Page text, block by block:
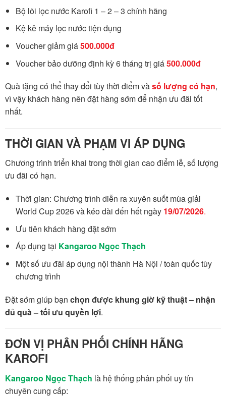
Bộ lõi lọc nước Karofi 1 – 2 – 3 chính hãng
Kệ kê máy lọc nước tiện dụng
Voucher giảm giá500.000đ
Voucher bảo dưỡng định kỳ 6 tháng trị giá500.000đ
Quà tặng có thể thay đổi tùy thời điểm vàsố lượng có hạn,
vì vậy khách hàng nên đặt hàng sớm để nhận ưu đãi tốt
nhất.
THỜI GIAN VÀ PHẠM VI ÁP DỤNG
Chương trình triển khai trong thời gian cao điểm lễ, số lượng
ưu đãi có hạn.
Thời gian: Chương trình diễn ra xuyên suốt mùa giải
World Cup 2026 và kéo dài đến hết ngày 19/07/2026.
Ưu tiên khách hàng đặt sớm
Áp dụng tại Kangaroo Ngọc Thạch
Một số ưu đãi áp dụng nội thành Hà Nội / toàn quốc tùy
chương trình
Đặt sớm giúp bạn chọn được khung giờ kỹ thuật – nhận
đủ quà – tối ưu quyền lợi.
ĐƠN VỊ PHÂN PHỐI CHÍNH HÃNG
KAROFI
Kangaroo Ngọc Thạch là hệ thống phân phối uy tín
chuyên cung cấp: